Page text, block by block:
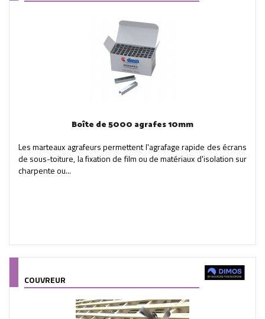
Boîte de 5000 agrafes 10mm
Les marteaux agrafeurs permettent l'agrafage rapide des écrans
de sous-toiture, la fixation de film ou de matériaux d'isolation sur
charpente ou...
COUVREUR